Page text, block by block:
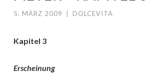
5. MÄRZ 2009 DOLCEVITA
Kapitel 3
Erscheinung